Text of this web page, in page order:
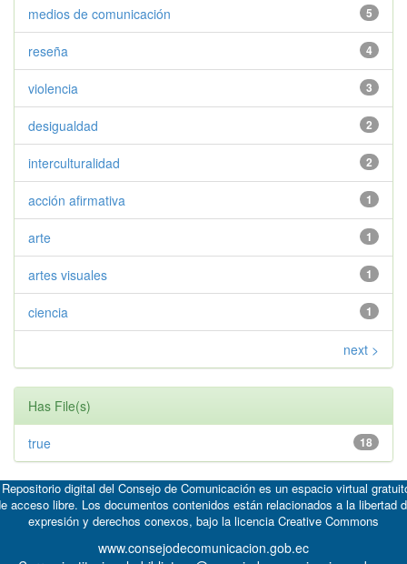
5
medios de comunicación
4
reseña
3
violencia
2
desigualdad
2
interculturalidad
1
acción afirmativa
1
arte
1
artes visuales
1
ciencia
next >
Has File(s)
18
true
digital del Consejo de Comunicación es un espacio virtual
acceso libre. Los documentos contenidos están relacionados a la libertad
expresión y derechos conexos, bajo la licencia Creative Commons
www.consejodecomunicacion.gob.ec